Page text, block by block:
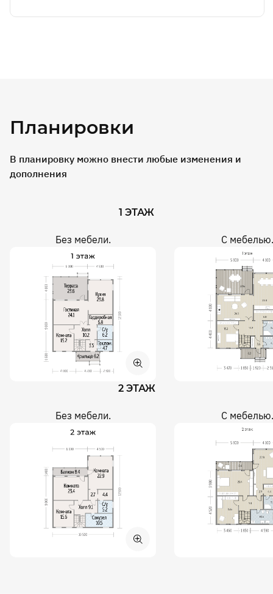
Планировки
В планировку можно внести любые изменения и
дополнения
1 ЭТАЖ
Без мебели. С мебелью.
2 ЭТАЖ
Без мебели. С мебелью.